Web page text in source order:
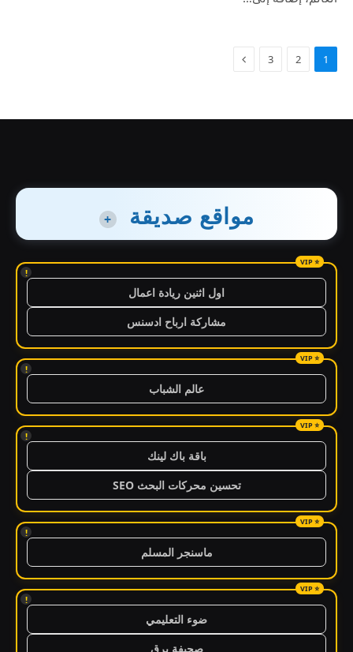
1
2
3
مواقع صديقة +
!
اول اثنين ريادة اعمال
مشاركة ارباح ادسنس
!
عالم الشباب
!
باقة باك لينك
تحسين محركات البحث SEO
!
ماسنجر المسلم
!
ضوء التعليمي
صحيفة برق